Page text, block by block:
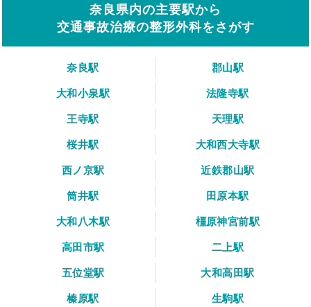
奈良県内の主要駅から
交通事故治療の整形外科をさがす
奈良駅
郡山駅
大和小泉駅
法隆寺駅
王寺駅
天理駅
桜井駅
大和西大寺駅
西ノ京駅
近鉄郡山駅
筒井駅
田原本駅
大和八木駅
橿原神宮前駅
高田市駅
二上駅
五位堂駅
大和高田駅
榛原駅
生駒駅